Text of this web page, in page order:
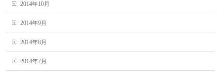
2014年10月
2014年9月
2014年8月
2014年7月